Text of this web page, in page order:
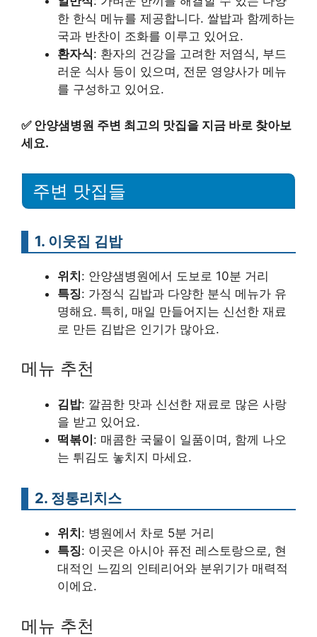
한 한식 메뉴를 제공합니다. 쌀밥과 함께하는
국과 반찬이 조화를 이루고 있어요.
환자식: 환자의 건강을 고려한 저염식, 부드
러운 식사 등이 있으며, 전문 영양사가 메뉴
를 구성하고 있어요.
✅ 안양샘병원 주변 최고의 맛집을 지금 바로 찾아보
세요.
주변 맛집들
1. 이웃집 김밥
위치: 안양샘병원에서 도보로 10분 거리
특징: 가정식 김밥과 다양한 분식 메뉴가 유
명해요. 특히, 매일 만들어지는 신선한 재료
로 만든 김밥은 인기가 많아요.
메뉴 추천
김밥: 깔끔한 맛과 신선한 재료로 많은 사랑
을 받고 있어요.
떡볶이 : 매콤한 국물이 일품이며, 함께 나오
는 튀김도 놓치지 마세요.
2. 정통리치스
위치 : 병원에서 차로 5분 거리
특징: 이곳은 아시아 퓨전 레스토랑으로, 현
대적인 느낌의 인테리어와 분위기가 매력적
이에요.
메뉴 추천